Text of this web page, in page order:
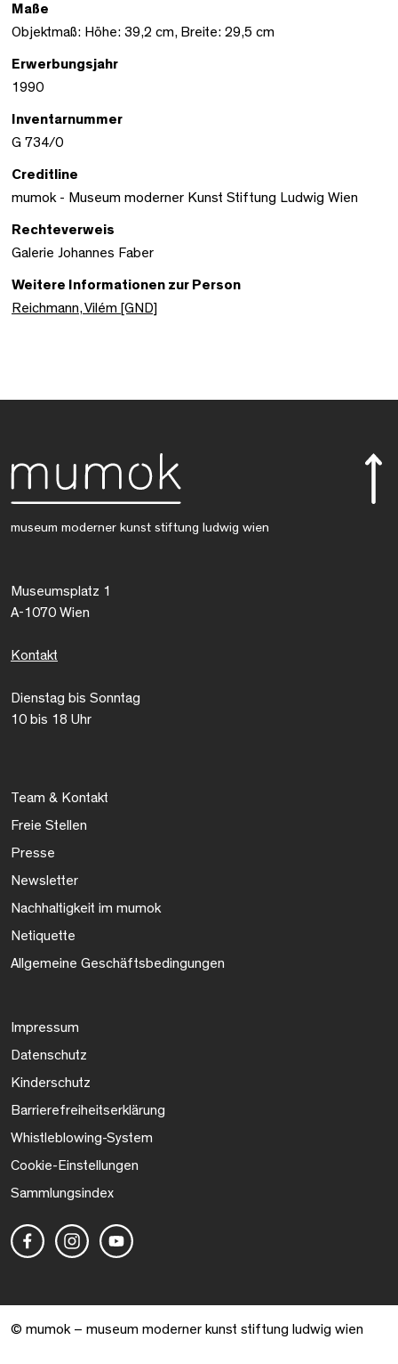
Maße
Objektmaß: Höhe: 39,2 cm, Breite: 29,5 cm
Erwerbungsjahr
1990
Inventarnummer
G 734/0
Creditline
mumok - Museum moderner Kunst Stiftung Ludwig Wien
Rechteverweis
Galerie Johannes Faber
Weitere Informationen zur Person
Reichmann, Vilém [GND]
museum moderner kunst stiftung ludwig wien
Museumsplatz 1
A-1070 Wien
Kontakt
Dienstag bis Sonntag
10 bis 18 Uhr
Team & Kontakt
Freie Stellen
Presse
Newsletter
Nachhaltigkeit im mumok
Netiquette
Allgemeine Geschäftsbedingungen
Impressum
Datenschutz
Kinderschutz
Barrierefreiheitserklärung
Whistleblowing-System
Cookie-Einstellungen
Sammlungsindex
© mumok – museum moderner kunst stiftung ludwig wien